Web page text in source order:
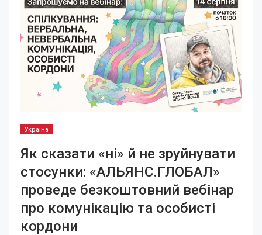
Україна
Як сказати «ні» й не зруйнувати
стосунки: «АЛЬЯНС.ГЛОБАЛ»
проведе безкоштовний вебінар
про комунікацію та особисті
кордони